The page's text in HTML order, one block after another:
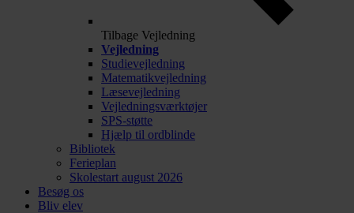
Tilbage Vejledning
Vejledning
Studievejledning
Matematikvejledning
Læsevejledning
Vejledningsværktøjer
SPS-støtte
Hjælp til ordblinde
Bibliotek
Ferieplan
Skolestart august 2026
Besøg os
Bliv elev